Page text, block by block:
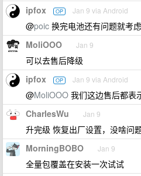
ipfox OP Jan 9 via Android
@poic 换完电池还有问题就考
MoliOOO Jan 9
可以去售后降级
ipfox OP Jan 9 via Android
@MoliOOO 我们这边售后都表
CharlesWu Jan 9
升完级 恢复出厂设置，没啥问
MorningBOBO Jan 9
全量包覆盖在安装一次试试